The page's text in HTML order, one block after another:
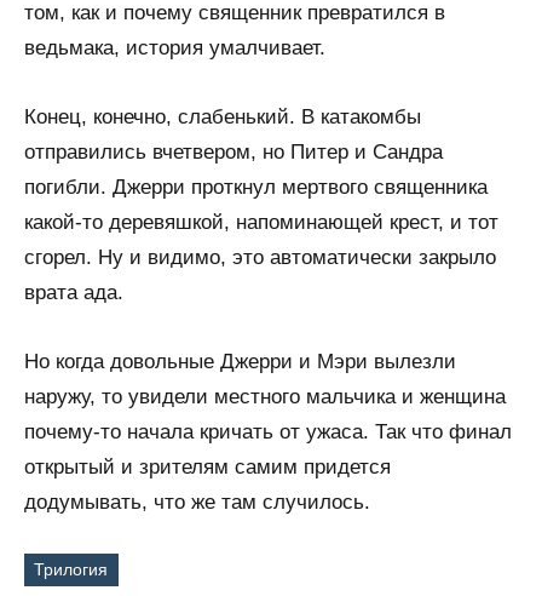
том, как и почему священник превратился в
ведьмака, история умалчивает.
Конец, конечно, слабенький. В катакомбы
отправились вчетвером, но Питер и Сандра
погибли. Джерри проткнул мертвого священника
какой-то деревяшкой, напоминающей крест, и тот
сгорел. Ну и видимо, это автоматически закрыло
врата ада.
Но когда довольные Джерри и Мэри вылезли
наружу, то увидели местного мальчика и женщина
почему-то начала кричать от ужаса. Так что финал
открытый и зрителям самим придется
додумывать, что же там случилось.
Метки
Трилогия